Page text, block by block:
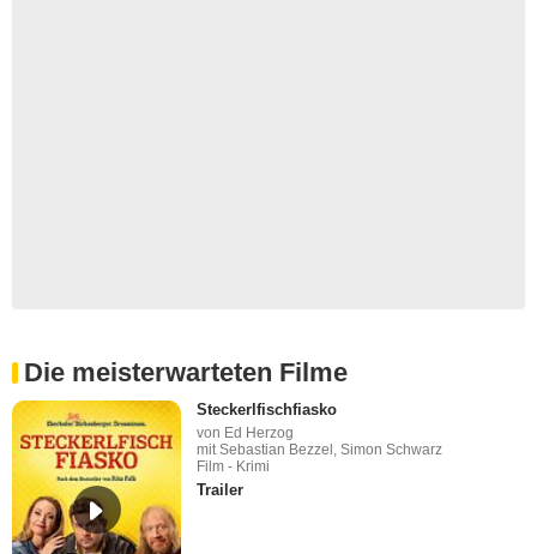
Die meisterwarteten Filme
Steckerlfischfiasko
von Ed Herzog
mit Sebastian Bezzel, Simon Schwarz
Film - Krimi
Trailer